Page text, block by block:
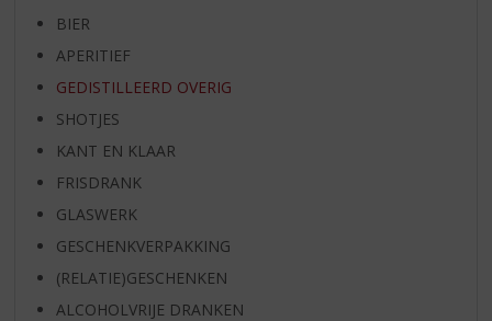
BIER
APERITIEF
GEDISTILLEERD OVERIG
SHOTJES
KANT EN KLAAR
FRISDRANK
GLASWERK
GESCHENKVERPAKKING
(RELATIE)GESCHENKEN
ALCOHOLVRIJE DRANKEN